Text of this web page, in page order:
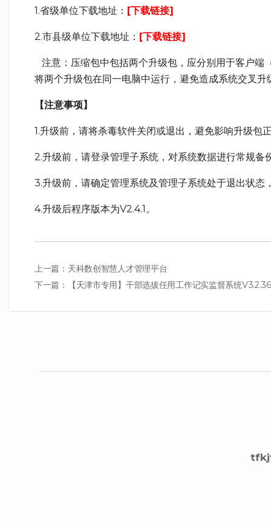
1.省级单位下载地址： [下载链接]
2.市县级单位下载地址： [下载链接]
注意：压缩包中包括两个升级包，应分别用于客户
将两个升级包在同一电脑中运行，避免造成系统交叉
【注意事项】
1.升级前，请将杀毒软件关闭或退出，避免影响升级包
2.升级前，请登录管理子系统，对系统数据进行常规备
3.升级前，请确定管理系统及管理子系统处于退出状
4.升级后程序版本为V2.4.1。
文
章
上一篇：天科数创智慧人才管理平台
下一篇：【天津市专用】干部选拔任用工作记实监督系统